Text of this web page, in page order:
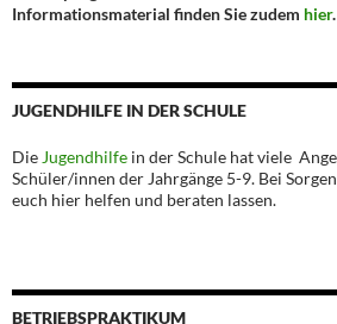
Informationsmaterial finden Sie zudem hier.
JUGENDHILFE IN DER SCHULE
Die Jugendhilfe in der Schule hat viele
Schüler/innen der Jahrgänge 5-9. Bei
euch hier helfen und beraten lassen.
BETRIEBSPRAKTIKUM